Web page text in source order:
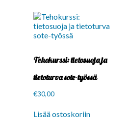
Tehokurssi: tietosuoja ja
tietoturva sote-työssä
€30,00
Lisää ostoskoriin